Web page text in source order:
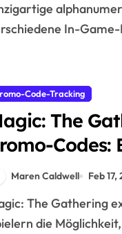
In-
Code-Tracking
The
Codes:
Maren Caldwell Feb 17,
die